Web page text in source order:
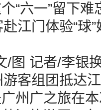
“六一”留下
江门体验“球
图 记者/李银
客组团抵达
州广之旅在